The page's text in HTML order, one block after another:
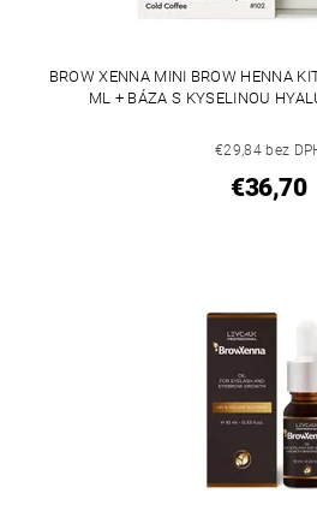
BROW XENNA MINI BROW HENNA
ML + BÁZA S KYSELINOU
€29,84 bez
€36,70